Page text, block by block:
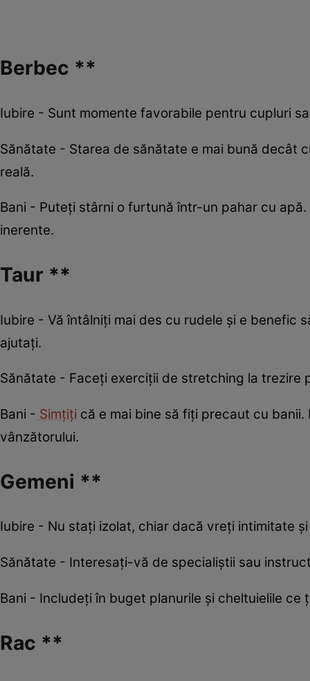
Berbec **
Iubire - Sunt momente favorabile pentru cupluri
Sănătate - Starea de sănătate e mai bună decât
reală.
Bani - Puteţi stârni o furtună într-un pahar cu
inerente.
Taur **
Iubire - Vă întâlniți mai des cu rudele și e benefic
ajutați.
Sănătate - Faceți exerciții de stretching la trezire
Bani - Simțiți că e mai bine să fiți precaut cu
vânzătorului.
Gemeni **
Iubire - Nu stați izolat, chiar dacă vreți intimitate
Sănătate - Interesați-vă de specialiștii sau
Bani - Includeți în buget planurile și cheltuielile ce
Rac **